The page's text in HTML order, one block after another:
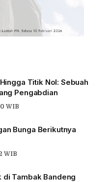
Titik Nol: Sebuah
Pengabdian
WIB
Bunga Berikutnya
WIB
di Tambak Bandeng